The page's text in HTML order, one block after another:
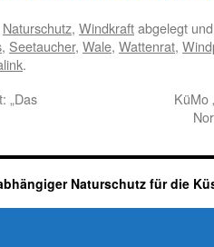
Naturschutz, Windkraftabgelegt
, Seetaucher, Wale, Wattenrat,
.
„Das
KüMo
Naturschutz für die